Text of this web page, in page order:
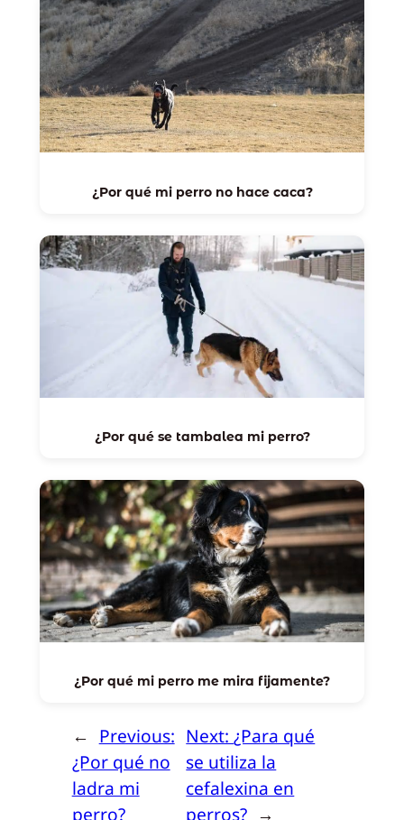
¿Por qué mi perro no hace caca?
¿Por qué se tambalea mi perro?
¿Por qué mi perro me mira fijamente?
← Previous:
¿Por qué no
ladra mi
perro?
Next:¿Para qué
se utiliza la
cefalexina en
perros? →